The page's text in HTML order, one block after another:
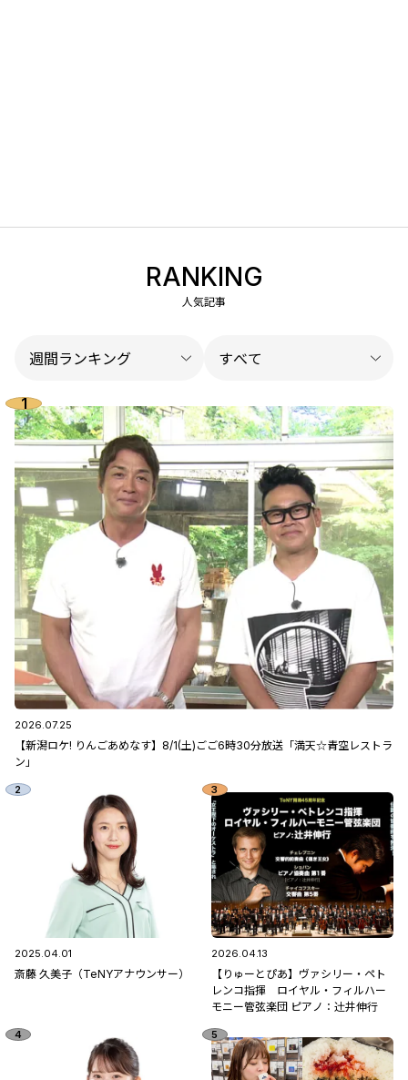
RANKING
人気記事
2026.07.25
【新潟ロケ! りんごあめなす】8/1(土)ごご6時30分放送「満天☆青空レストラ
ン」
2025.04.01
斎藤 久美子（TeNYアナウンサー）
2026.04.13
【りゅーとぴあ】ヴァシリー・ペト
レンコ指揮 ロイヤル・フィルハー
モニー管弦楽団 ピアノ：辻󠄀井伸行